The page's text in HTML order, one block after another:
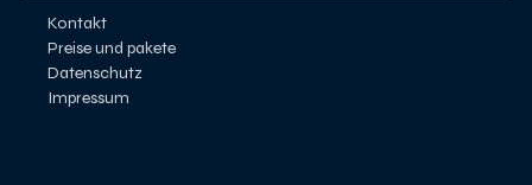
Kontakt
Preise und pakete
Datenschutz
Impressum